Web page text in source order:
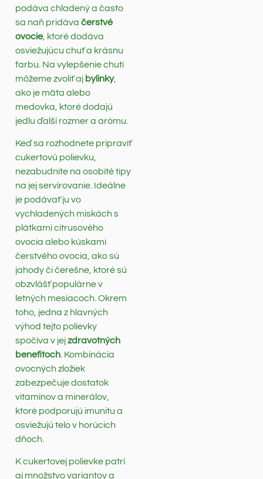
podáva chladený a často
sa naň pridáva čerstvé
ovocie, ktoré dodáva
osviežujúcu chuť a krásnu
farbu. Na vylepšenie chuti
môžeme zvoliť aj bylinky,
ako je mäta alebo
medovka, ktoré dodajú
jedlu ďalší rozmer a arómu.
Keď sa rozhodnete pripraviť
cukertovú polievku,
nezabudnite na osobité tipy
na jej servírovanie. Ideálne
je podávať ju vo
vychladených miskách s
plátkami citrusového
ovocia alebo kúskami
čerstvého ovocia, ako sú
jahody či čerešne, ktoré sú
obzvlášť populárne v
letných mesiacoch. Okrem
toho, jedna z hlavných
výhod tejto polievky
spočíva v jejzdravotných
benefitoch . Kombinácia
ovocných zložiek
zabezpečuje dostatok
vitamínov a minerálov,
ktoré podporujú imunitu a
osviežujú telo v horúcich
dňoch.
K cukertovej polievke patrí
aj množstvo variantov a